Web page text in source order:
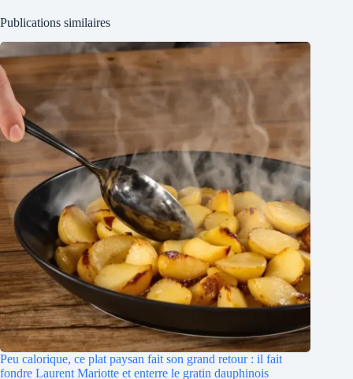
Publications similaires
Peu calorique, ce plat paysan fait son grand retour : il fait
fondre Laurent Mariotte et enterre le gratin dauphinois